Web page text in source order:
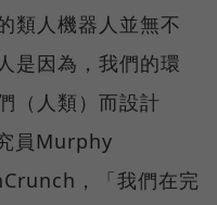
類人機器人並無不
是因為，我們的環
（人類）而設計
員Murphy
，「我們在完